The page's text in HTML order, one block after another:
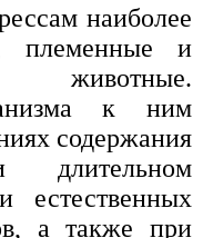
наиболее
племенные и
животные.
к ним
содержания
естественных
а также при